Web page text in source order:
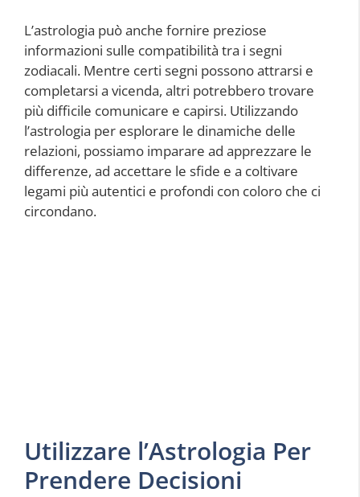
L’astrologia può anche fornire preziose
informazioni sulle compatibilità tra i segni
zodiacali. Mentre certi segni possono attrarsi e
completarsi a vicenda, altri potrebbero trovare
più difficile comunicare e capirsi. Utilizzando
l’astrologia per esplorare le dinamiche delle
relazioni, possiamo imparare ad apprezzare le
differenze, ad accettare le sfide e a coltivare
legami più autentici e profondi con coloro che ci
circondano.
Utilizzare l’Astrologia Per
Prendere Decisioni